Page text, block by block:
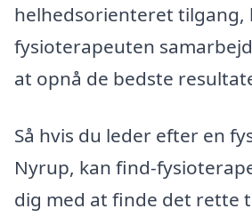
helhedsorienteret tilgang,
fysioterapeuten
at opnå de bedste
Så hvis du leder efter en
Nyrup, kan find-
dig med at finde det rette